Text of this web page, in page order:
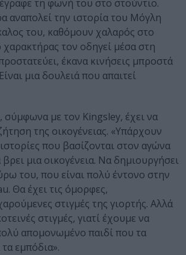
τη φωνή του στο στούντιο.
αναπολεί την ιστορία του Μόγλη
του, καθόμουν χαλαρός στο
τον οδηγεί μέσα στη
έκανα κινήσεις μπροστά
μια δουλειά που απαιτεί
σύμφωνα με τον Kingsley, έχει να
της οικογένειας. «Υπάρχουν
που βασίζονται στον αγώνα
μια οικογένεια. Να δημιουργήσει
του, που είναι πολύ έντονο στην
Θα έχει τις όμορφες,
στιγμές της γιορτής. Αλλά
στιγμές, γιατί έχουμε να
απομονωμένο παιδί που τα
εμπόδια».